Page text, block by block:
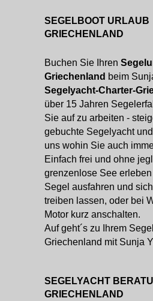
SEGELBOOT URLAUB
GRIECHENLAND
Buchen Sie Ihren
Griechenland beim
Segelyacht-Charter-
über 15 Jahren
Sie auf zu arbeiten -
gebuchte Segelyacht
uns wohin Sie auch
Einfach frei und ohne
grenzenlose See
Segel ausfahren und
treiben lassen, oder bei
Motor kurz anschalten.
Auf geht´s zu Ihrem
Griechenland mit Sunja
SEGELYACHT
GRIECHENLAND